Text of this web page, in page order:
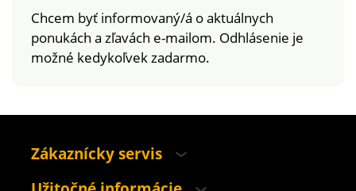
Chcem byť informovaný/á o aktuálnych
ponukách a zľavách e-mailom. Odhlásenie je
možné kedykoľvek zadarmo.
Zákaznícky servis